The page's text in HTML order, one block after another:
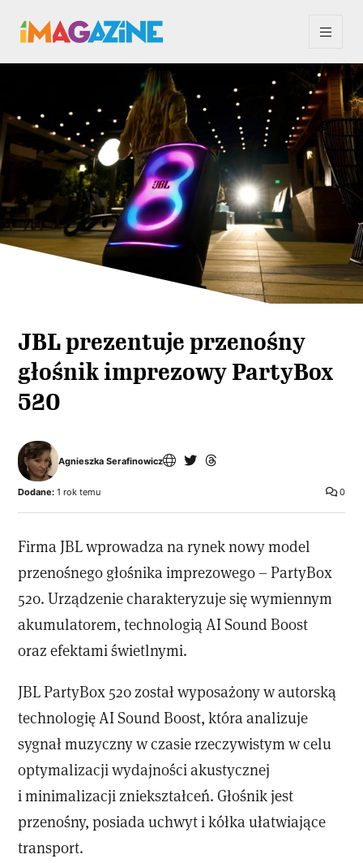
JBL prezentuje przenośny
głośnik imprezowy PartyBox
520
Agnieszka Serafinowicz
0
Dodane: 1 rok temu
Firma JBL wprowadza na rynek nowy model
przenośnego głośnika imprezowego – PartyBox
520. Urządzenie charakteryzuje się wymiennym
akumulatorem, technologią AI Sound Boost
oraz efektami świetlnymi.
JBL PartyBox 520 został wyposażony w autorską
technologię AI Sound Boost, która analizuje
sygnał muzyczny w czasie rzeczywistym w celu
optymalizacji wydajności akustycznej
i minimalizacji zniekształceń. Głośnik jest
przenośny, posiada uchwyt i kółka ułatwiające
transport.